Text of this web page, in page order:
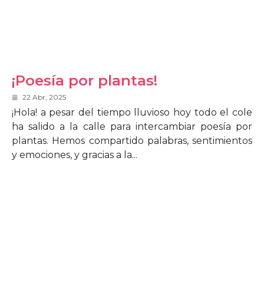
¡Poesía por plantas!
22 Abr, 2025
¡Hola! a pesar del tiempo lluvioso hoy todo el cole
ha salido a la calle para intercambiar poesía por
plantas. Hemos compartido palabras, sentimientos
y emociones, y gracias a la...